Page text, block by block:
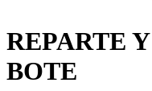
REPARTE
BOTE